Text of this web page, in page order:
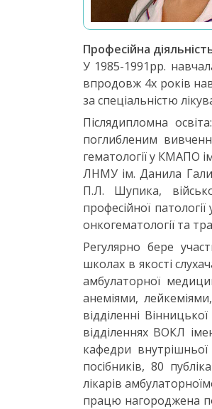
Професійна
У 1985-1991рр.
впродовж 4х років
за спеціальністю
Післядипломна
поглибленим
гематології у КМАПО
ЛНМУ ім. Данила
П.Л. Шупика,
професійної
онкогематології та
Регулярно бере
школах в якості
амбулаторної
анеміями,
відділенні
відділеннях ВОКЛ
кафедри
посібників, 80
лікарів
працю нагороджена